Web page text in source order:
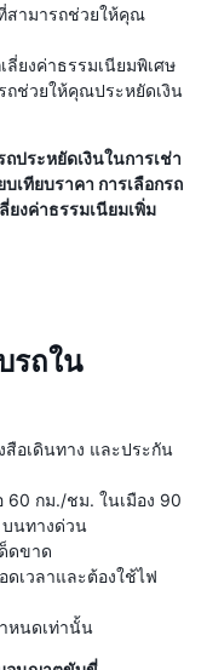
สามารถช่วยให้คุณ
ลี่ยงค่าธรรมเนียมพิเศษ
ถช่วยให้คุณประหยัดเงิน
ประหยัดเงินในการเช่า
เทียบราคา การเลือกรถ
ยงค่าธรรมเนียมเพิ่ม
รถใน
อเดินทาง และประกัน
60 กม./ชม. ในเมือง 90
นทางด่วน
ดขาด
เวลาและต้องใช้ไฟ
หนดเท่านั้น